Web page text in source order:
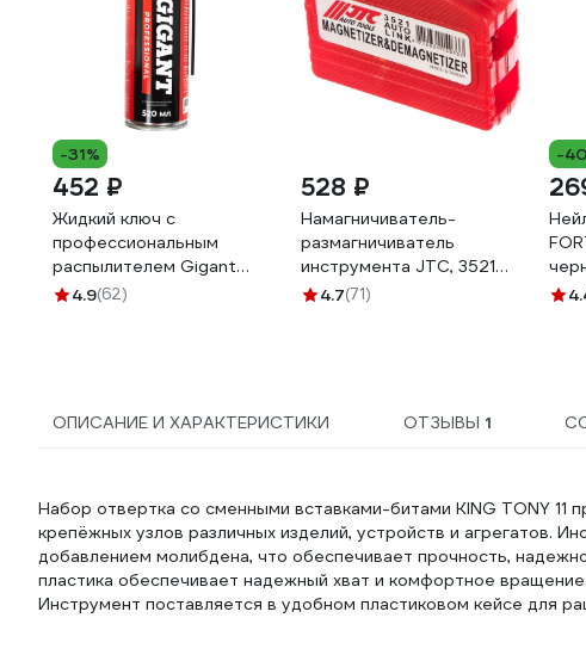
-31%
452 ₽
Жидкий ключ с
профессиональным
распылителем Gigant
Professional 520 мл
4.9(62)
528 ₽
Намагничиватель-
размагничиватель
инструмента JTC, 3521
668624
4.7(71)
-
ОПИСАНИЕ И ХАРАКТЕРИСТИКИ ОТЗЫВЫ 1
Набор отвертка со сменными вставками-битами KING TONY
крепёжных узлов различных изделий, устройств и агрегатов.
добавлением молибдена, что обеспечивает прочность,
пластика обеспечивает надежный хват и комфортное вращение.
Инструмент поставляется в удобном пластиковом кейсе для